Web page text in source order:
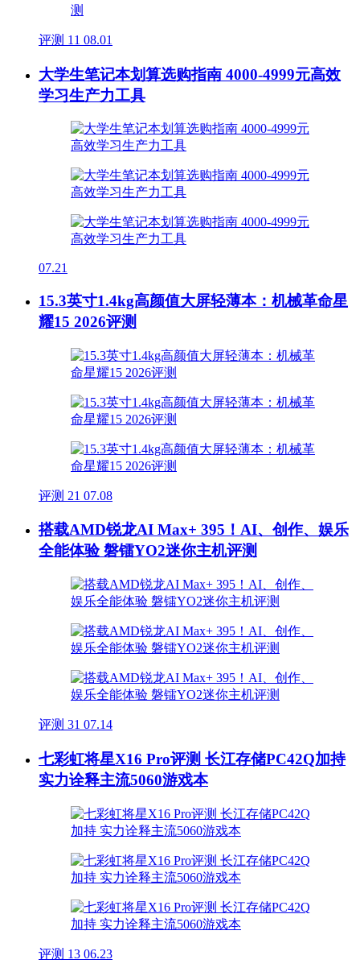
评测 11 08.01
大学生笔记本划算选购指南 4000-4999元高效
学习生产力工具
07.21
15.3英寸1.4kg高颜值大屏轻薄本：机械革命星
耀15 2026评测
评测 21 07.08
搭载AMD锐龙AI Max+ 395！AI、创作、娱乐
全能体验 磐镭YO2迷你主机评测
评测 31 07.14
七彩虹将星X16 Pro评测 长江存储PC42Q加持
实力诠释主流5060游戏本
评测 13 06.23